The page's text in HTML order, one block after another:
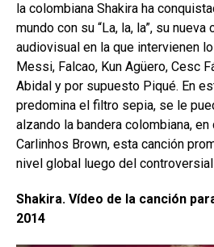
la colombiana Shakira ha
mundo con su “La, la, la”, su
audiovisual en la que intervienen
Messi, Falcao, Kun Agüero, Cesc
Abidal y por supuesto Piqué. En
predomina el filtro sepia, se le
alzando la bandera colombiana,
Carlinhos Brown, esta canción
nivel global luego del controversial
Shakira. Vídeo de la canción
2014